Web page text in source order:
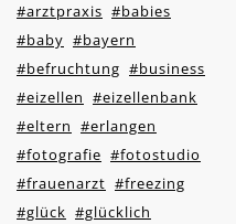
#arztpraxis #babies
#baby #bayern
#befruchtung #business
#eizellen #eizellenbank
#eltern #erlangen
#fotografie #fotostudio
#frauenarzt #freezing
#glück #glücklich